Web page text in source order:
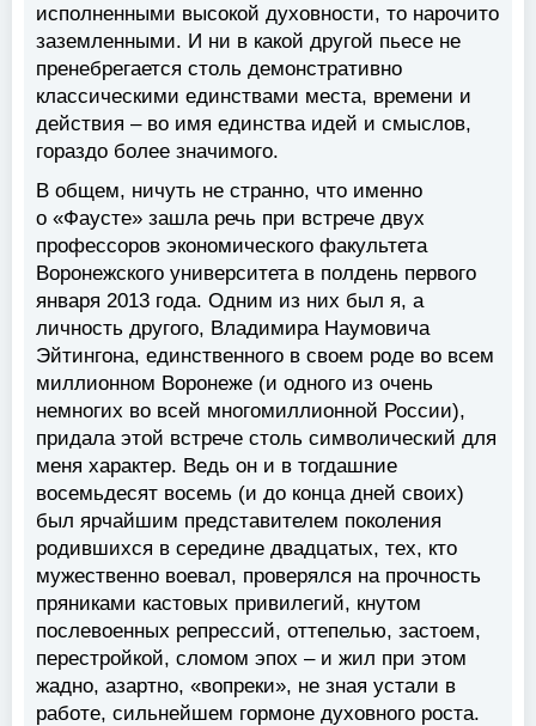
исполненными высокой духовности, то нарочито
заземленными. И ни в какой другой пьесе не
пренебрегается столь демонстративно
классическими единствами места, времени и
действия – во имя единства идей и смыслов,
гораздо более значимого.
В общем, ничуть не странно, что именно
о «Фаусте» зашла речь при встрече двух
профессоров экономического факультета
Воронежского университета в полдень первого
января 2013 года. Одним из них был я, а
личность другого, Владимира Наумовича
Эйтингона, единственного в своем роде во всем
миллионном Воронеже (и одного из очень
немногих во всей многомиллионной России),
придала этой встрече столь символический для
меня характер. Ведь он и в тогдашние
восемьдесят восемь (и до конца дней своих)
был ярчайшим представителем поколения
родившихся в середине двадцатых, тех, кто
мужественно воевал, проверялся на прочность
пряниками кастовых привилегий, кнутом
послевоенных репрессий, оттепелью, застоем,
перестройкой, сломом эпох – и жил при этом
жадно, азартно, «вопреки», не зная устали в
работе, сильнейшем гормоне духовного роста.